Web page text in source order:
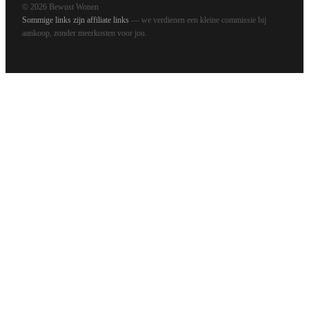
© 2026 Bewust Wonen
Sommige links zijn affiliate links — we verdienen een kleine commissie bij
aankoop, zonder meerkosten voor jou.